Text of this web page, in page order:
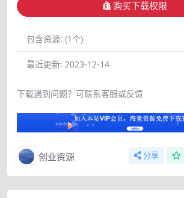
购买下载权限
包含资源: (1个)
最近更新: 2023-12-14
下载遇到问题？可联系客服或反馈
创业资源 分享